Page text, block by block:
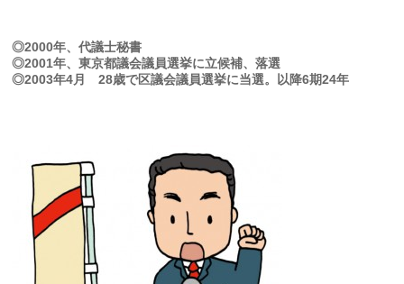
◎2000年、代議士秘書
◎2001年、東京都議会議員選挙に立候補、落選
◎2003年4月 28歳で区議会議員選挙に当選。以降6期24年